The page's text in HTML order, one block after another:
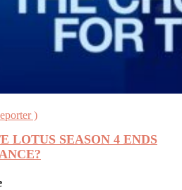
)
LOTUS SEASON 4 ENDS